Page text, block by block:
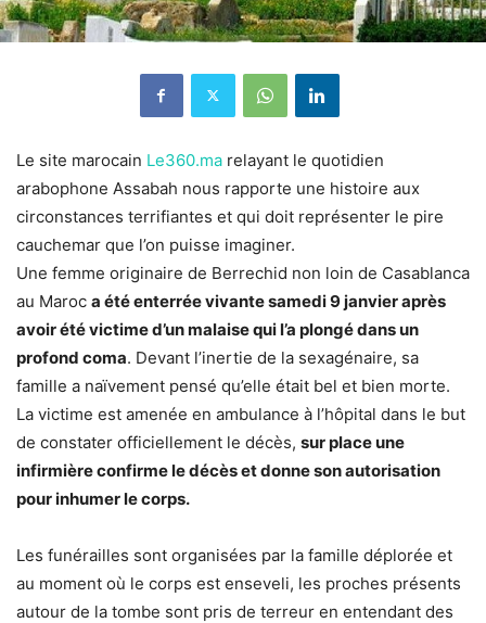
Le site marocain Le360.ma relayant le quotidien
arabophone Assabah nous rapporte une histoire aux
circonstances terrifiantes et qui doit représenter le pire
cauchemar que l’on puisse imaginer.
Une femme originaire de Berrechid non loin de Casablanca
au Maroc a été enterrée vivante samedi 9 janvier après
avoir été victime d’un malaise qui l’a plongé dans un
profond coma. Devant l’inertie de la sexagénaire, sa
famille a naïvement pensé qu’elle était bel et bien morte.
La victime est amenée en ambulance à l’hôpital dans le but
de constater officiellement le décès, sur place une
infirmière confirme le décès et donne son autorisation
pour inhumer le corps.
Les funérailles sont organisées par la famille déplorée et
au moment où le corps est enseveli, les proches présents
autour de la tombe sont pris de terreur en entendant des